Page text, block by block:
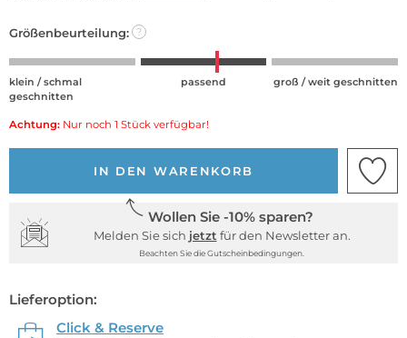
Größenbeurteilung: ?
klein / schmal
geschnitten
passend groß / weit geschnitten
Achtung: Nur noch 1 Stück verfügbar!
IN DEN WARENKORB
Wollen Sie -10% sparen?
Melden Sie sich jetzt für den Newsletter an.
Beachten Sie die Gutscheinbedingungen.
Lieferoption:
Click & Reserve